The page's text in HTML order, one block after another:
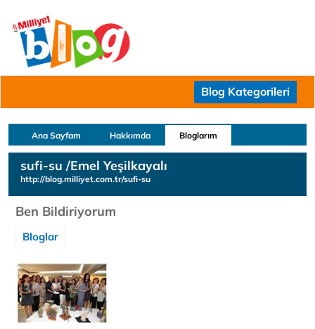
Blog Kategorileri
Ana Sayfam Hakkımda Bloglarım
sufi-su /Emel Yeşilkayalı
http://blog.milliyet.com.tr/sufi-su
Ben Bildiriyorum
Bloglar